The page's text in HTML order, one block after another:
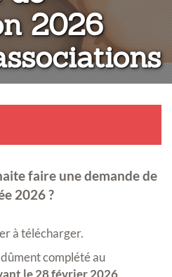
2026
faire une demande de
2026 ?
à télécharger.
complété au
le 28 février 2026,